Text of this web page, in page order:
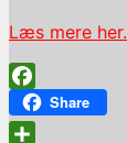
Læs mere her.
Facebook
Share